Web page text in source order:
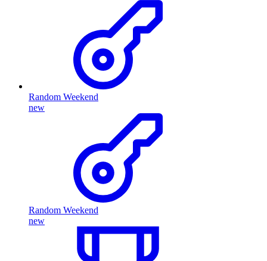
Random Weekend
new
Random Weekend
new